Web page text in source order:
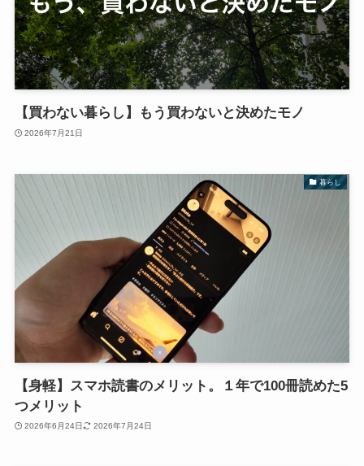
【買わない暮らし】もう買わないと決めたモノ
2026年7月21日
暮らし
【身軽】スマホ読書のメリット。１年で100冊読めた5
つメリット
2026年6月24日 2026年7月24日